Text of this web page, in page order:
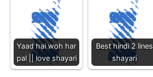
Yaad hai woh har
pal || love shayari
Best hindi 2 lines
shayari